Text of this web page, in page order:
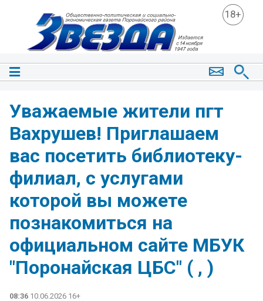
18+
Уважаемые жители пгт
Вахрушев! Приглашаем
вас посетить библиотеку-
филиал, с услугами
которой вы можете
познакомиться на
официальном сайте МБУК
"Поронайская ЦБС" ( , )
08:36 10.06.2026 16+